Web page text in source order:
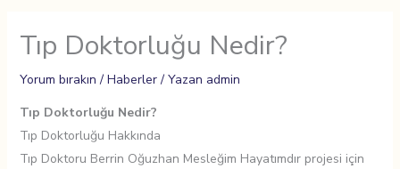
Tıp Doktorluğu Nedir?
Yorum bırakın / Haberler/ Yazan admin
Tıp Doktorluğu Nedir?
Tıp Doktorluğu Hakkında
Tıp Doktoru Berrin Oğuzhan Mesleğim Hayatımdır projesi için